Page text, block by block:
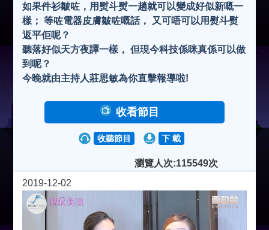
如果件衫皺咗，用熨斗熨一趟就可以變成好似新嘅一
樣； 等咗電器皮膚皺咗嘅話， 又可唔可以用熨斗熨
返平佢呢？
聽落好似天方夜譚一樣， 但現今科技係咪真係可以做
到呢？
今晚就由主持人莊思敏為你直擊報導啦!
收看節目
收聽節目 下 載
瀏覽人次:115549次
2019-12-02